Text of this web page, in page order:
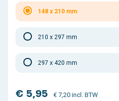
148 x 210 mm
210 x 297 mm
297 x 420 mm
€ 5,95 € 7,20 incl. BTW